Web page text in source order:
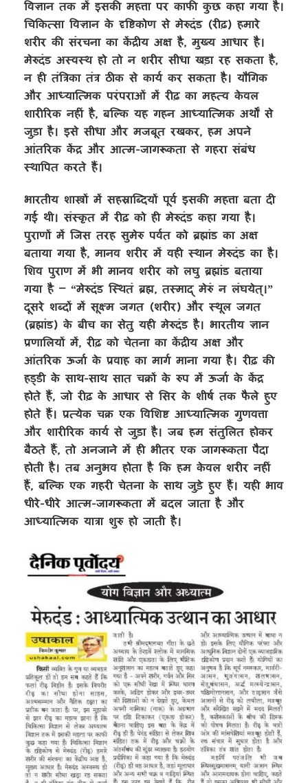
विज्ञान तक में इसकी महत्ता पर काफी कुछ कहा गया है।
चिकित्सा विज्ञान के दृष्टिकोण से मेरुदंड (रीढ़) हमारे
शरीर की संरचना का केंद्रीय अक्ष है, मुख्य आधार है।
मेरुदंड अस्वस्थ हो तो न शरीर सीधा खड़ा रह सकता है,
न ही तंत्रिका तंत्र ठीक से कार्य कर सकता है। यौगिक
और आध्यात्मिक परंपराओं में रीढ़ का महत्व केवल
शारीरिक नहीं है, बल्कि यह गहन आध्यात्मिक अर्थों से
जुड़ा है। इसे सीधा और मजबूत रखकर, हम अपने
आंतरिक केंद्र और आत्म-जागरूकता से गहरा संबंध
स्थापित करते हैं।
भारतीय शास्त्रों में सहस्राब्दियों पूर्व इसकी महत्ता बता दी
गई थी। संस्कृत में रीढ़ को ही मेरुदंड कहा गया है।
पुराणों में जिस तरह सुमेरु पर्वत को ब्रह्मांड का अक्ष
बताया गया है, मानव शरीर में वही स्थान मेरुदंड का है।
शिव पुराण में भी मानव शरीर को लघु ब्रह्मांड बताया
गया है – “मेरुदंड स्थितं ब्रह्म, तस्माद् मेरुं न लंघयेत्।”
दूसरे शब्दों में सूक्ष्म जगत (शरीर) और स्थूल जगत
(ब्रह्मांड) के बीच का सेतु यही मेरुदंड है। भारतीय ज्ञान
प्रणालियों में, रीढ़ को चेतना का केंद्रीय अक्ष और
आंतरिक ऊर्जा के प्रवाह का मार्ग माना गया है। रीढ़ की
हड्डी के साथ-साथ सात चक्रों के रुप में ऊर्जा के केंद्र
होते हैं, जो रीढ़ के आधार से सिर के शीर्ष तक फैले हुए
होते हैं। प्रत्येक चक्र एक विशिष्ट आध्यात्मिक गुणवत्ता
और शारीरिक कार्य से जुड़ा है। जब हम संतुलित होकर
बैठते हैं, तो अनजाने में ही भीतर एक जागरूकता पैदा
होती है। तब अनुभव होता है कि हम केवल शरीर नहीं
हैं, बल्कि एक गहरी चेतना के साथ जुड़े हुए हैं। यही भाव
धीरे-धीरे आत्म-जागरूकता में बदल जाता है और
आध्यात्मिक यात्रा शुरु हो जाती है।